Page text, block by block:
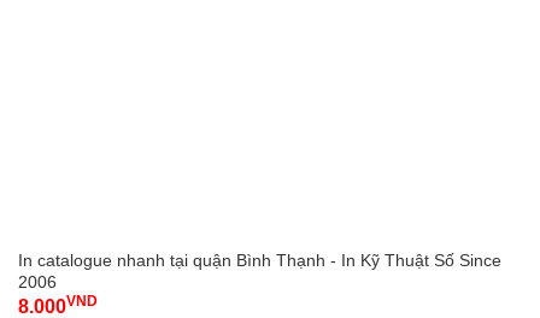
In catalogue nhanh tại quận Bình Thạnh - In Kỹ Thuật Số Since
2006
8.000VND